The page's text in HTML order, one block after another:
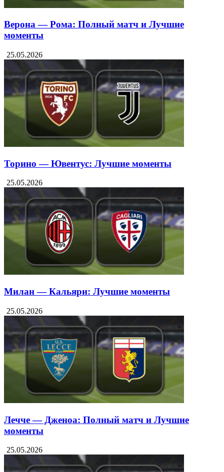
Верона — Рома: Полный матч и Лучшие
моменты
25.05.2026
Торино — Ювентус: Лучшие моменты
25.05.2026
Милан — Кальяри: Лучшие моменты
25.05.2026
Лечче — Дженоа: Полный матч и Лучшие
моменты
25.05.2026